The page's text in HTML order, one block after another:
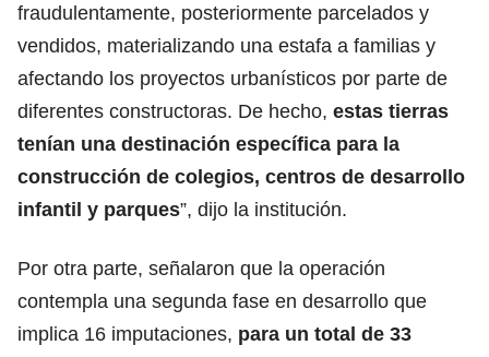
fraudulentamente, posteriormente parcelados y
vendidos, materializando una estafa a familias y
afectando los proyectos urbanísticos por parte de
diferentes constructoras. De hecho, estas tierras
tenían una destinación específica para la
construcción de colegios, centros de desarrollo
infantil y parques”, dijo la institución.
Por otra parte, señalaron que la operación
contempla una segunda fase en desarrollo que
implica 16 imputaciones, para un total de 33